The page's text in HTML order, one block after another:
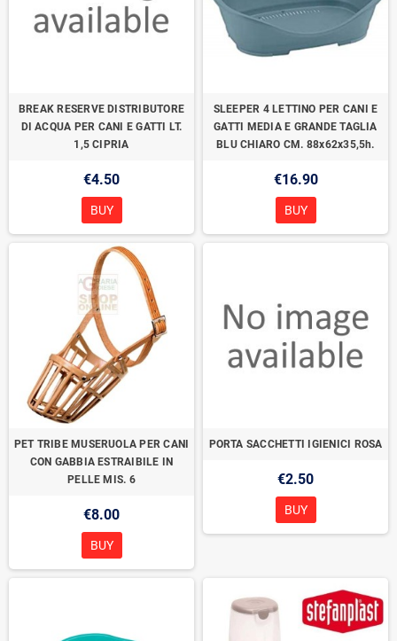
BREAK RESERVE DISTRIBUTORE
DI ACQUA PER CANI E GATTI LT.
1,5 CIPRIA
€4.50
BUY
SLEEPER 4 LETTINO PER CANI E
GATTI MEDIA E GRANDE TAGLIA
BLU CHIARO CM. 88x62x35,5h.
€16.90
BUY
PET TRIBE MUSERUOLA PER CANI
CON GABBIA ESTRAIBILE IN
PELLE MIS. 6
€8.00
BUY
PORTA SACCHETTI IGIENICI ROSA
€2.50
BUY